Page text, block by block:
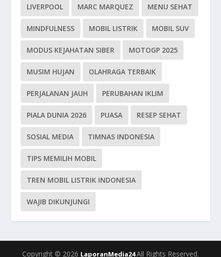
LIVERPOOL MARC MARQUEZ MENU SEHAT
MINDFULNESS MOBIL LISTRIK MOBIL SUV
MODUS KEJAHATAN SIBER MOTOGP 2025
MUSIM HUJAN OLAHRAGA TERBAIK
PERJALANAN JAUH PERUBAHAN IKLIM
PIALA DUNIA 2026 PUASA RESEP SEHAT
SOSIAL MEDIA TIMNAS INDONESIA
TIPS MEMILIH MOBIL
TREN MOBIL LISTRIK INDONESIA
WAJIB DIKUNJUNGI
Copyright © 2026 LaporanMedia24All Rights Reserved.